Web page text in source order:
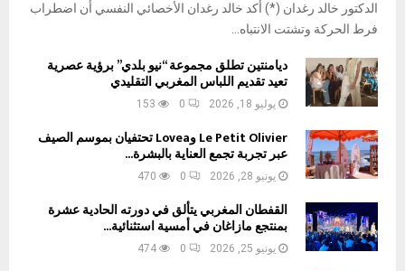
الدكتور خالد رغدان (*) أكد خالد رغدان الأخصائي النفسي أن اضطراب
فرط الحركة وتشتت الانتباه...
ديامنتين تطلق مجموعة “نيو بلدي” برؤية عصرية
تعيد تقديم اللباس المغربي التقليدي
يوليو 18, 2026 0
153
Le Petit Olivier وLovea تحتفيان بموسم الصيف
عبر تجربة تجمع العناية بالبشرة...
يونيو 28, 2026 0
470
القفطان المغربي يتألق في دورته الحادية عشرة
بمنتجع مازاغان في أمسية استثنائية...
يونيو 25, 2026 0
474